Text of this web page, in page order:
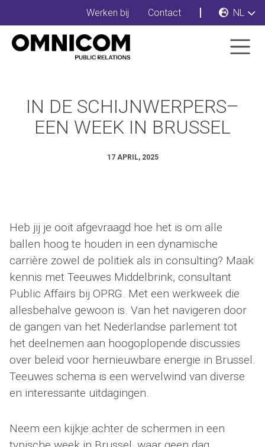
Werken bij Contact NL
IN DE SCHIJNWERPERS–
EEN WEEK IN BRUSSEL
17 APRIL, 2025
Heb jij je ooit afgevraagd hoe het is om alle
ballen hoog te houden in een dynamische
carrière zowel de politiek als in consulting? Maak
kennis met Teeuwes Middelbrink, consultant
Public Affairs bij OPRG. Met een werkweek die
allesbehalve gewoon is. Van het navigeren door
de gangen van het Nederlandse parlement tot
het deelnemen aan hoogoplopende discussies
over beleid voor hernieuwbare energie in Brussel.
Teeuwes schema is een wervelwind van diverse
en interessante uitdagingen.
Neem een kijkje achter de schermen in een